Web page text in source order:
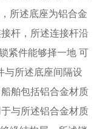
所述底座为铝合金
杆，所述连接杆沿
紧件能够择一地 可
与所述底座间隔设
舶包括铝合金材质
与所述铝合金材质